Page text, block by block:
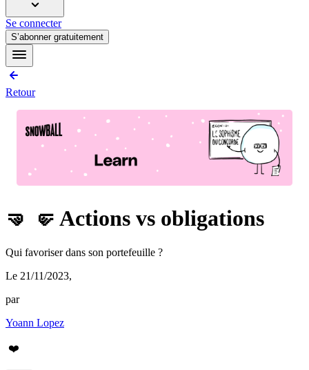
Se connecter
S’abonner gratuitement
Retour
🤜 🤛 Actions vs obligations
Qui favoriser dans son portefeuille ?
Le 21/11/2023,
par
Yoann Lopez
❤️